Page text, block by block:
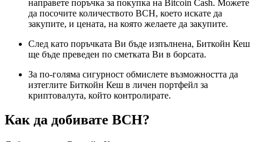
направете поръчка за покупка на Bitcoin Cash. Можете
да посочите количеството BCH, което искате да
закупите, и цената, на която желаете да закупите.
След като поръчката Ви бъде изпълнена, Биткойн Кеш
ще бъде преведен по сметката Ви в борсата.
За по-голяма сигурност обмислете възможността да
изтеглите Биткойн Кеш в личен портфейл за
криптовалута, който контролирате.
Как да добивате BCH?